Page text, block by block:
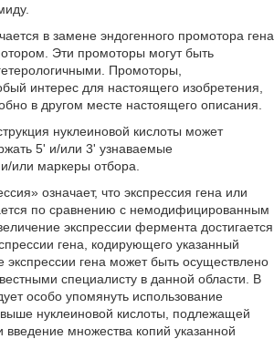
в замене эндогенного промотора гена
Эти промоторы могут быть
Промоторы,
интерес для настоящего изобретения,
в другом месте настоящего описания.
нуклеиновой кислоты может
5' и/или 3' узнаваемые
или маркеры отбора.
означает, что экспрессия гена или
по сравнению с немодифицированным
экспрессии фермента достигается
гена, кодирующего указанный
гена может быть осуществлено
специалисту в данной области. В
особо упомянуть использование
нуклеиновой кислоты, подлежащей
введение множества копий указанной